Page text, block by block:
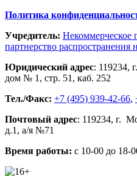
Политика
Учредитель: Некоммерческое
партнерство распространения
Юридический адрес: 119234, г.
дом № 1, стр. 51 , каб. 252
Тел./Факс: +7 (495) 939-42-66,
Почтовый адрес: 119234, г.
д.1 , а/я №71
Время работы: с 10-00 до 18-